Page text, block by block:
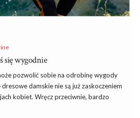
się wygodnie
pozwolić sobie na odrobinę wygody
damskie nie są już zaskoczeniem
kobiet. Wręcz przeciwnie, bardzo